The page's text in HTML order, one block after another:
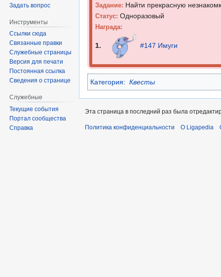
Задание: Найти прекрасную
Статус: Одноразовый
Награда:
1. #147 Имуги
Категория: Квесты
Задать вопрос
Инструменты
Ссылки сюда
Связанные правки
Служебные страницы
Версия для печати
Постоянная ссылка
Сведения о странице
Служебные
Текущие события
Портал сообщества
Справка
Эта страница в последний раз была
Политика конфиденциальности О Ligapedia